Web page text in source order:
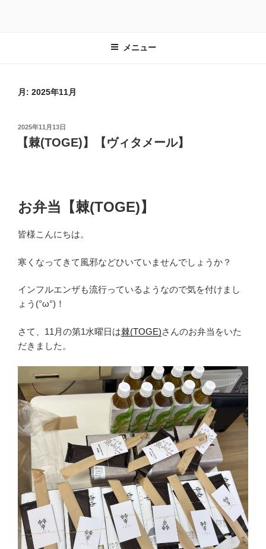
メニュー
月: 2025年11月
投
日:
2025年11月13日
【棘(TOGE)】【ヴィタメール】
お弁当【棘(TOGE)】
皆様こんにちは。
寒くなってきて風邪などひいていませんでしょうか？
インフルエンザも流行っているようなので気を付けまし
ょう(°ω°)！
さて、11月の第1水曜日は棘(TOGE)さんのお弁当をいた
だきました。